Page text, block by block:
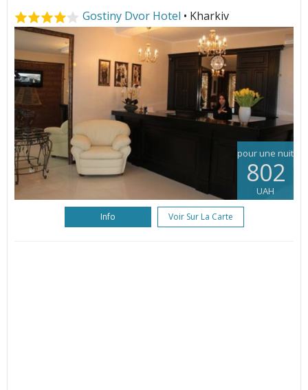
Gostiny Dvor Hotel • Kharkiv
pour une nuit
802
UAH
Info Voir Sur La Carte